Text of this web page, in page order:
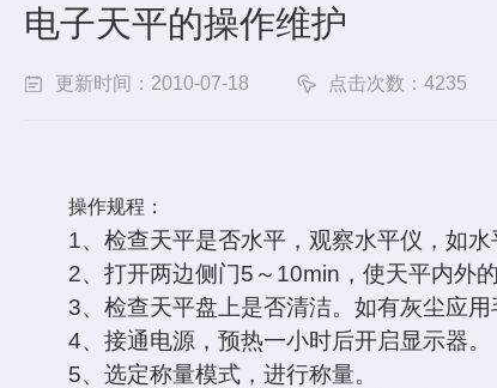
电子天平的操作维护
更新时间：2010-07-18 点击次数：4235
操作规程：
1、检查天平是否水平，观察水平仪，如
2、打开两边侧门5～10min，使天平内外
3、检查天平盘上是否清洁。如有灰尘应用
4、接通电源，预热一小时后开启显示器。
5、选定称量模式，进行称量。